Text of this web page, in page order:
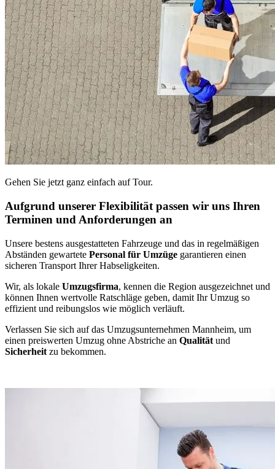
Gehen Sie jetzt ganz einfach auf Tour.
Aufgrund unserer Flexibilität passen wir uns Ihren
Terminen und Anforderungen an
Unsere bestens ausgestatteten Fahrzeuge und das in regelmäßigen
Abständen gewartete Personal für Umzüge garantieren einen
sicheren Transport Ihrer Habseligkeiten.
Wir, als lokale Umzugsfirma, kennen die Region ausgezeichnet und
können Ihnen wertvolle Ratschläge geben, damit Ihr Umzug so
effizient und reibungslos wie möglich verläuft.
Verlassen Sie sich auf das Umzugsunternehmen Mannheim, um
einen preiswerten Umzug ohne Abstriche an Qualität und
Sicherheit zu bekommen.